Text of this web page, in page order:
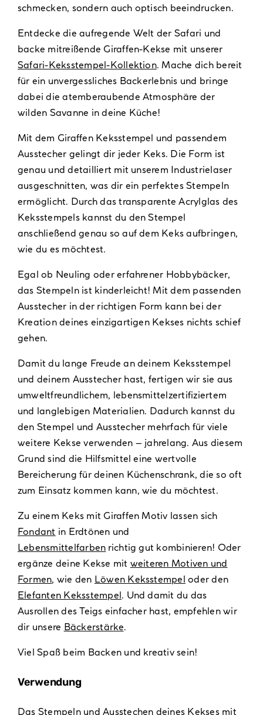
schmecken, sondern auch optisch beeindrucken.
Entdecke die aufregende Welt der Safari und
backe mitreißende Giraffen-Kekse mit unserer
Safari-Keksstempel-Kollektion. Mache dich bereit
für ein unvergessliches Backerlebnis und bringe
dabei die atemberaubende Atmosphäre der
wilden Savanne in deine Küche!
Mit dem Giraffen Keksstempel und passendem
Ausstecher gelingt dir jeder Keks. Die Form ist
genau und detailliert mit unserem Industrielaser
ausgeschnitten, was dir ein perfektes Stempeln
ermöglicht. Durch das transparente Acrylglas des
Keksstempels kannst du den Stempel
anschließend genau so auf dem Keks aufbringen,
wie du es möchtest.
Egal ob Neuling oder erfahrener Hobbybäcker,
das Stempeln ist kinderleicht! Mit dem passenden
Ausstecher in der richtigen Form kann bei der
Kreation deines einzigartigen Kekses nichts schief
gehen.
Damit du lange Freude an deinem Keksstempel
und deinem Ausstecher hast, fertigen wir sie aus
umweltfreundlichem, lebensmittelzertifiziertem
und langlebigen Materialien. Dadurch kannst du
den Stempel und Ausstecher mehrfach für viele
weitere Kekse verwenden – jahrelang. Aus diesem
Grund sind die Hilfsmittel eine wertvolle
Bereicherung für deinen Küchenschrank, die so oft
zum Einsatz kommen kann, wie du möchtest.
Zu einem Keks mit Giraffen Motiv lassen sich
Fondant in Erdtönen und
Lebensmittelfarben richtig gut kombinieren! Oder
ergänze deine Kekse mit weiteren Motiven und
Formen, wie den Löwen Keksstempel oder den
Elefanten Keksstempel. Und damit du das
Ausrollen des Teigs einfacher hast, empfehlen wir
dir unsere Bäckerstärke.
Viel Spaß beim Backen und kreativ sein!
Verwendung
Das Stempeln und Ausstechen deines Kekses mit